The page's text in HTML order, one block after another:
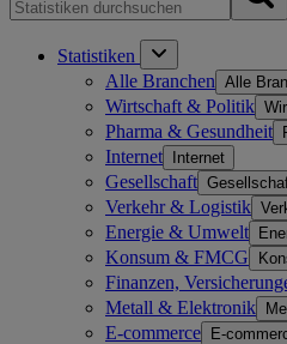
Statistiken
Alle Branchen Alle
Wirtschaft & Politik
Pharma & Gesundheit
Internet Internet
Gesellschaft
Verkehr & Logistik
Energie & Umwelt
Konsum & FMCG
Finanzen,
Metall & Elektronik
E-commerce E-